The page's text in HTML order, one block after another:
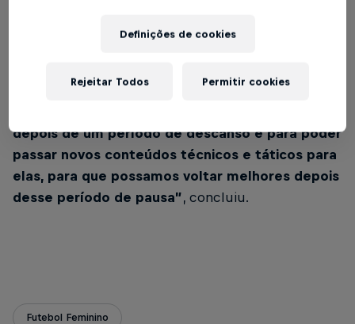
julho, pela 4ª rodada do Paulista F
sem jogos:
depois de um período de descanso e para poder
passar novos conteúdos técnicos e táticos para
elas, para que possamos voltar melhores depois
desse período de pausa”, concluiu.
Futebol Feminino
Definições de cookies
Rejeitar Todos Permitir cookies